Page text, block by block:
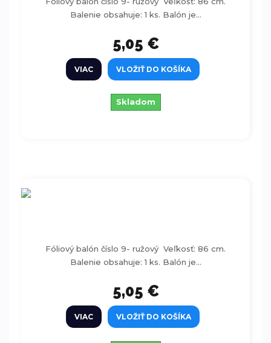
Balenie obsahuje: 1 ks. Balón je...
5,05 €
VIAC VLOŽIŤ DO KOŠÍKA
Skladom
Fóliový balón číslo 9- ružový Veľkosť: 86 cm.
Balenie obsahuje: 1 ks. Balón je...
5,05 €
VIAC VLOŽIŤ DO KOŠÍKA